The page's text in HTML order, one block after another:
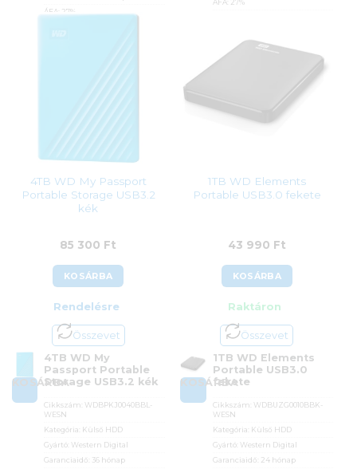
ÁFA: 27%
ÁFA: 27%
58 500Ft
4TB WD My Passport
Portable Storage USB3.2
kék
85 300 Ft
KOSÁRBA
Rendelésre
Összevet
KOSÁRBA
4TB WD My
Passport Portable
Storage USB3.2 kék
Cikkszám: WDBPKJ0040BBL-
WESN
Kategória: Külső HDD
Gyártó: Western Digital
Garanciaidő: 36 hónap
1TB WD Elements
Portable USB3.0 fekete
43 990 Ft
KOSÁRBA
Raktáron
Összevet
KOSÁRBA
1TB WD Elements
Portable USB3.0
fekete
Cikkszám: WDBUZG0010BBK-
WESN
Kategória: Külső HDD
Gyártó: Western Digital
Garanciaidő: 24 hónap